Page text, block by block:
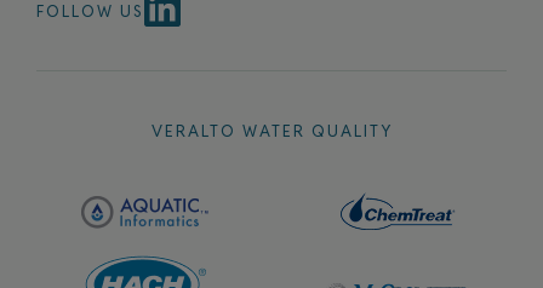
FOLLOW US
VERALTO WATER QUALITY